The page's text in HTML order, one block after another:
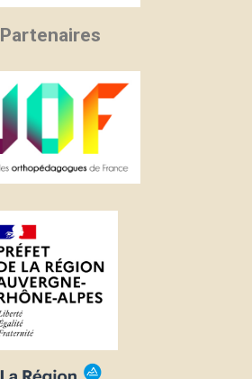
Partenaires